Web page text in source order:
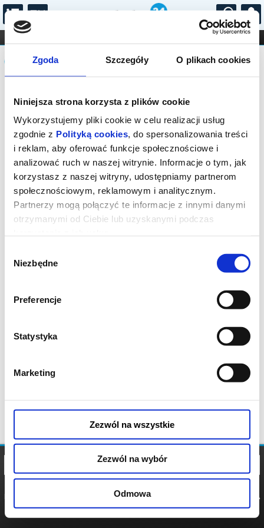
Zgoda Szczegóły O plikach cookies
Niniejsza strona korzysta z plików cookie
Wykorzystujemy pliki cookie w celu realizacji usług
zgodnie z Polityką cookies, do spersonalizowania treści
i reklam, aby oferować funkcje społecznościowe i
analizować ruch w naszej witrynie. Informacje o tym, jak
korzystasz z naszej witryny, udostępniamy partnerom
społecznościowym, reklamowym i analitycznym.
Partnerzy mogą połączyć te informacje z innymi danymi
otrzymanymi od Ciebie lub uzyskanymi podczas
zgody
Niezbędne
Preferencje
Statystyka
Marketing
Zezwól na wszystkie
Zezwól na wybór
Odmowa
...
FILHARMONIA OPERA I BALET
STAND-UP
DLA DZIECI
Komunikat
Sprzedaż biletów on-line na wydarzenie
została zakończona.
POLITYKA
POLITYKA